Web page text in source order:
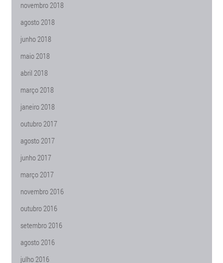
novembro 2018
agosto 2018
junho 2018
maio 2018
abril 2018
março 2018
janeiro 2018
outubro 2017
agosto 2017
junho 2017
março 2017
novembro 2016
outubro 2016
setembro 2016
agosto 2016
julho 2016